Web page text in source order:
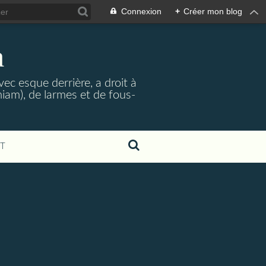
Connexion + Créer mon blog
esque derrière, a droit à
de larmes et de fous-